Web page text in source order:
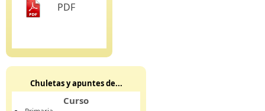
PDF
Chuletas y apuntes de...
Curso